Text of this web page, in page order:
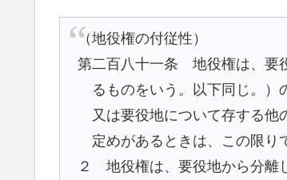
（地役権の付従性）
第二百八十一条 地役権は、要
るものをいう。以下同じ。）
又は要役地について存する
定めがあるときは、この限り
２ 地役権は、要役地から分離